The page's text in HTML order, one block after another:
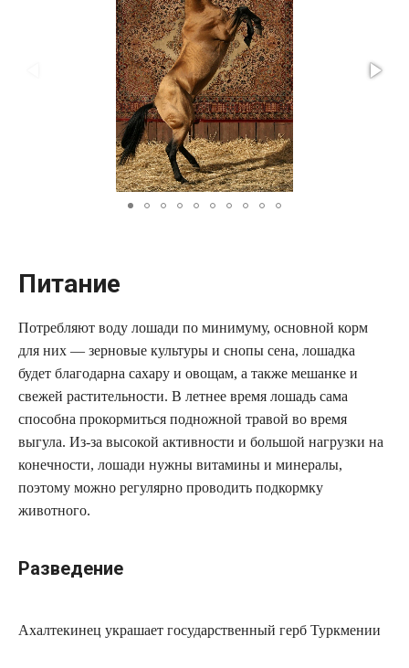
Питание
Потребляют воду лошади по минимуму, основной корм
для них — зерновые культуры и снопы сена, лошадка
будет благодарна сахару и овощам, а также мешанке и
свежей растительности. В летнее время лошадь сама
способна прокормиться подножной травой во время
выгула. Из-за высокой активности и большой нагрузки на
конечности, лошади нужны витамины и минералы,
поэтому можно регулярно проводить подкормку
животного.
Разведение
Ахалтекинец украшает государственный герб Туркмении